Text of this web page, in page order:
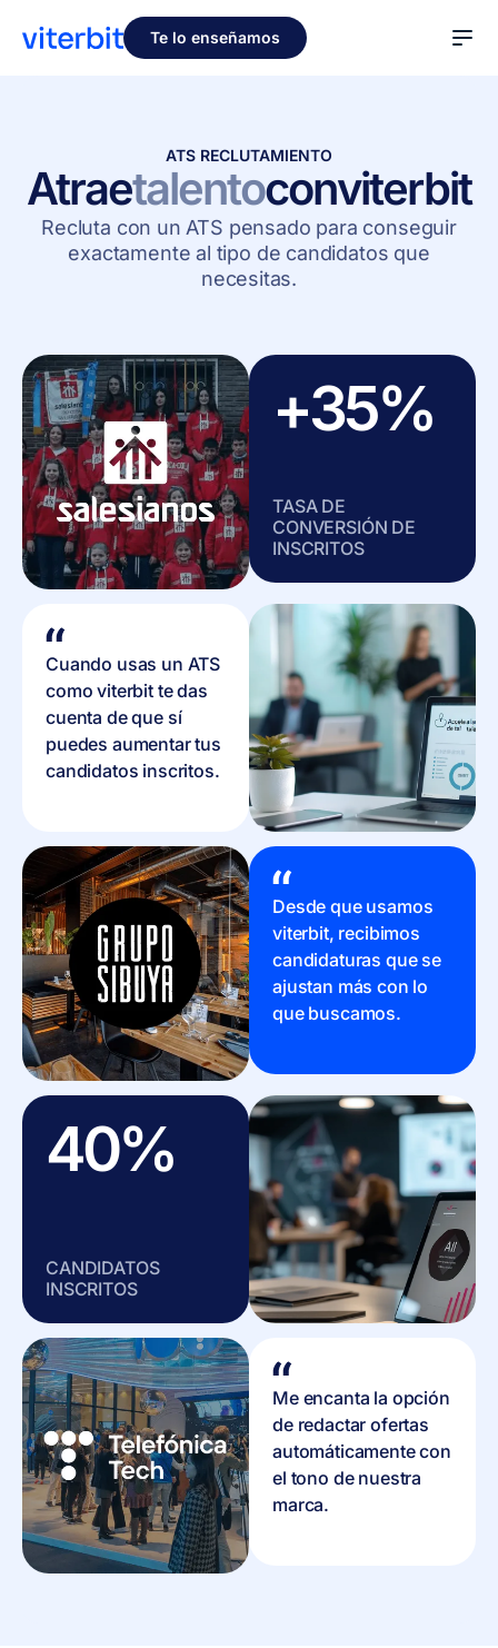
Te lo enseñamos
ATS RECLUTAMIENTO
Atraetalentoconviterbit
Recluta con un ATS pensado para conseguir
exactamente al tipo de candidatos que
necesitas.
+35%
TASA DE
CONVERSIÓN DE
INSCRITOS
Cuando usas un ATS
como viterbit te das
cuenta de que sí
puedes aumentar tus
candidatos inscritos.
Desde que usamos
viterbit, recibimos
candidaturas que se
ajustan más con lo
que buscamos.
40%
CANDIDATOS
INSCRITOS
Me encanta la opción
de redactar ofertas
automáticamente con
el tono de nuestra
marca.